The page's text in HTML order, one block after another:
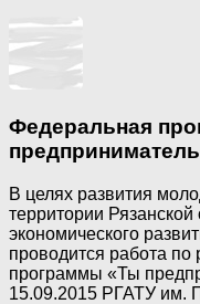
Федеральная
В целях развития
территории
экономического
проводится работа
программы «Ты
15.09.2015 РГАТУ им.